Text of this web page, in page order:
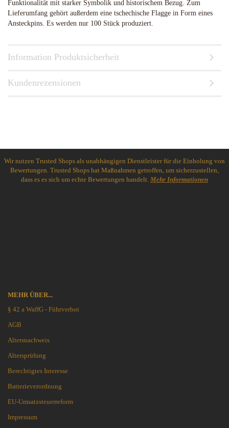
Funktionalität mit starker Symbolik und historischem Bezug. Zum
Lieferumfang gehört außerdem eine tschechische Flagge in Form eines
Ansteckpins. Es werden nur 100 Stück produziert.
Information Produktsicherheit
Kundenrezensionen
Wir nutzen Trusted Shops als unabhängigen Dienstleister für die Einholung von
Bewertungen. Trusted Shops hat Maßnahmen getroffen, um sicherzustellen,
dass es es sich um echte Bewertungen handelt. Mehr Informationen
MEHR ÜBER...
§ 42 a WaffG - Führverbot
AGB
Altersnachweis
Altersprüfung
Berechtigtes Interesse
Batterieverordnung
EU-Umsatzsteuerreform
Impressum